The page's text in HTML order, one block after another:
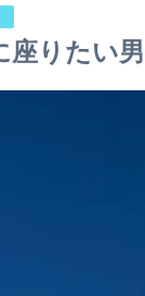
座りたい